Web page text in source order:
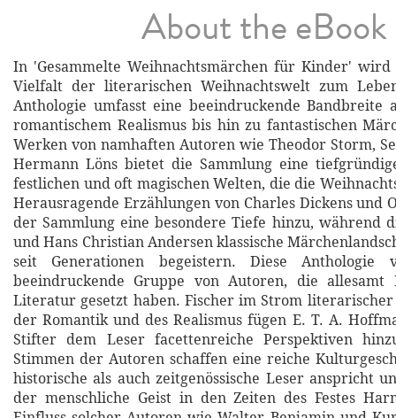
About the eBook
In 'Gesammelte Weihnachtsmärchen für Kinder' wird
Vielfalt der literarischen Weihnachtswelt zum
Anthologie umfasst eine beeindruckende Bandbreite
romantischem Realismus bis hin zu fantastischen
Werken von namhaften Autoren wie Theodor Storm,
Hermann Löns bietet die Sammlung eine
festlichen und oft magischen Welten, die die
Herausragende Erzählungen von Charles Dickens und
der Sammlung eine besondere Tiefe hinzu, während
und Hans Christian Andersen klassische
seit Generationen begeistern. Diese Anthologie
beeindruckende Gruppe von Autoren, die allesamt
Literatur gesetzt haben. Fischer im Strom literarischer
der Romantik und des Realismus fügen E. T. A.
Stifter dem Leser facettenreiche Perspektiven
Stimmen der Autoren schaffen eine reiche
historische als auch zeitgenössische Leser anspricht
der menschliche Geist in den Zeiten des Festes